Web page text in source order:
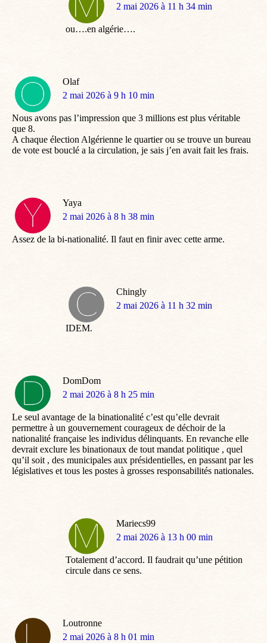
dit
2 mai 2026 à 11 h 34 min
ou….en algérie….
Olaf
dit
2 mai 2026 à 9 h 10 min
Nous avons pas l’impression que 3 millions est plus véritable
que 8.
A chaque élection Algérienne le quartier ou se trouve un bureau
de vote est bouclé a la circulation, je sais j’en avait fait les frais.
Yaya
dit
2 mai 2026 à 8 h 38 min
Assez de la bi-nationalité. Il faut en finir avec cette arme.
Chingly
dit
2 mai 2026 à 11 h 32 min
IDEM.
DomDom
dit
2 mai 2026 à 8 h 25 min
Le seul avantage de la binationalité c’est qu’elle devrait
permettre à un gouvernement courageux de déchoir de la
nationalité française les individus délinquants. En revanche elle
devrait exclure les binationaux de tout mandat politique , quel
qu’il soit , des municipales aux présidentielles, en passant par les
législatives et tous les postes à grosses responsabilités nationales.
Mariecs99
dit
2 mai 2026 à 13 h 00 min
Totalement d’accord. Il faudrait qu’une pétition
circule dans ce sens.
Loutronne
dit
2 mai 2026 à 8 h 01 min